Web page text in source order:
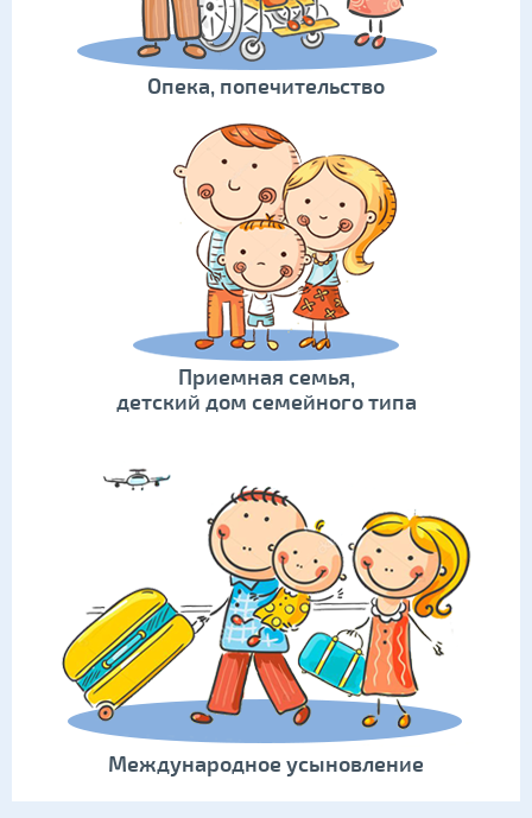
Опека, попечительство
Приемная семья,
детский дом семейного типа
Международное усыновление